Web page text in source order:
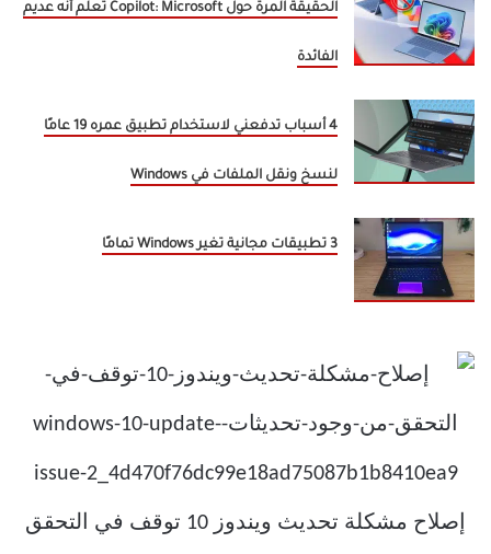
الحقيقة المرة حول Copilot: Microsoft تعلم أنه عديم
الفائدة
4 أسباب تدفعني لاستخدام تطبيق عمره 19 عامًا
لنسخ ونقل الملفات في Windows
3 تطبيقات مجانية تغير Windows تمامًا